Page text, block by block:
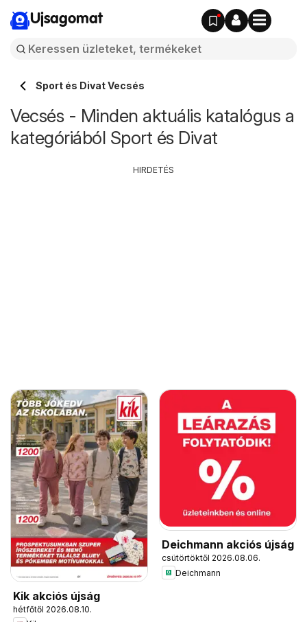
Ujsagomat
Sport és Divat Vecsés
Vecsés - Minden aktuális katalógus a
kategóriából Sport és Divat
Kik akciós újság
hétfőtől 2026.08.10.
Deichmann akciós újság
csütörtöktől 2026.08.06.
Deichmann
HIRDETÉS